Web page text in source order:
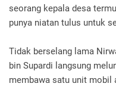
seorang kepala desa
punya niatan tulus untuk
Tidak berselang lama
bin Supardi langsung
membawa satu unit mobil